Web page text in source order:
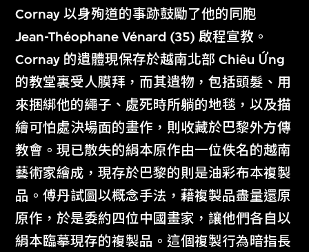
Cornay 以身殉道的事跡鼓勵了他的同胞
Jean-Théophane Vénard (35) 啟程宣教。
Cornay 的遺體現保存於越南北部 Chiêu Ứng
的教堂裏受人膜拜，而其遺物，包括頭髮、用
來捆綁他的繩子、處死時所躺的地毯，以及描
繪可怕處決場面的畫作，則收藏於巴黎外方傳
教會。現已散失的絹本原作由一位佚名的越南
藝術家繪成，現存於巴黎的則是油彩布本複製
品。傅丹試圖以概念手法，藉複製品盡量還原
原作，於是委約四位中國畫家，讓他們各自以
絹本臨摹現存的複製品。這個複製行為暗指長